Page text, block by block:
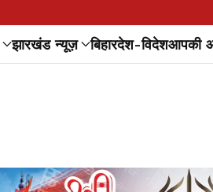
झारखंड न्यूज़ बिहारदेश-विदेशआपकी